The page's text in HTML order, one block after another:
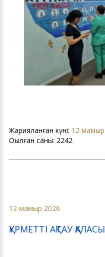
Жарияланған күні: 12
Оқылған саны: 2242
12 мамыр 2026
ҚҰРМЕТТІ АҚТАУ